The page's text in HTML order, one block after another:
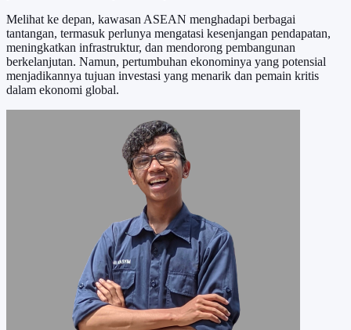
Melihat ke depan, kawasan ASEAN menghadapi berbagai
tantangan, termasuk perlunya mengatasi kesenjangan pendapatan,
meningkatkan infrastruktur, dan mendorong pembangunan
berkelanjutan. Namun, pertumbuhan ekonominya yang potensial
menjadikannya tujuan investasi yang menarik dan pemain kritis
dalam ekonomi global.